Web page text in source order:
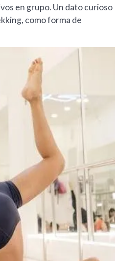
en grupo. Un dato curioso
como forma de